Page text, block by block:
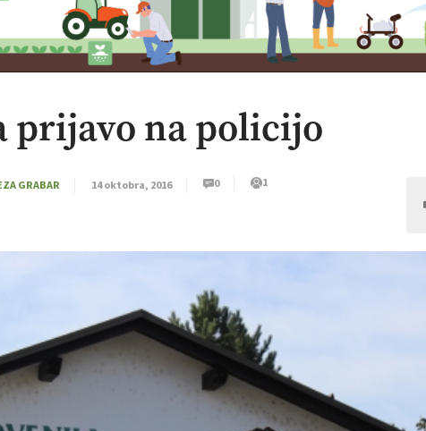
prijavo na policijo
GRABAR 14 oktobra, 2016 0 1